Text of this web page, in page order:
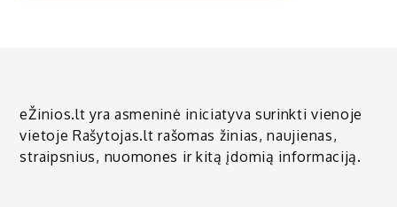
eŽinios.lt yra asmeninė iniciatyva surinkti vienoje
vietoje Rašytojas.lt rašomas žinias, naujienas,
straipsnius, nuomones ir kitą įdomią informaciją.